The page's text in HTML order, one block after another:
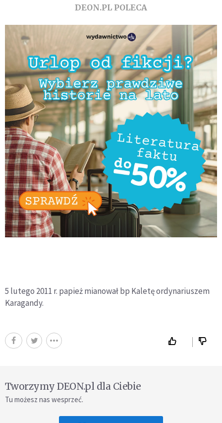
DEON.PL POLECA
5 lutego 2011 r. papież mianował bp Kaletę ordynariuszem
Karagandy.
Tworzymy DEON.pl dla Ciebie
Tu możesz nas wesprzeć.